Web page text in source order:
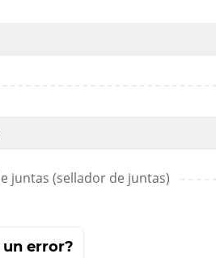
juntas (sellador de juntas)
error?